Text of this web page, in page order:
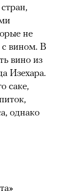
не
вином. В
вино из
Изехара.
саке,
однако